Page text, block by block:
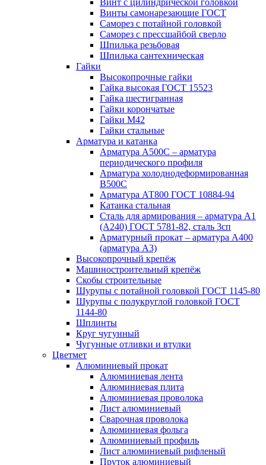
Винт с цилиндрической головкой
Винты самонарезающие ГОСТ
Саморез с потайной головкой
Саморез с прессшайбой сверло
Шпилька резьбовая
Шпилька сантехническая
Гайки
Высокопрочные гайки
Гайка высокая ГОСТ 15523
Гайка шестигранная
Гайки корончатые
Гайки М42
Гайки стальные
Арматура и катанка
Арматура А500С – арматура
периодического профиля
Арматура холоднодеформированная
В500С
Арматура АТ800 ГОСТ 10884-94
Катанка стальная
Сталь для армирования – арматура А1
(А240) ГОСТ 5781-82, сталь 3сп
Арматурный прокат – арматура А400
(арматура А3)
Высокопрочный крепёж
Машиностроительный крепёж
Скобы строительные
Шурупы с потайной головкой ГОСТ 1145-80
Шурупы с полукруглой головкой ГОСТ
1144-80
Шплинты
Круг чугунный
Чугунные отливки и втулки
Цветмет
Алюминиевый прокат
Алюминиевая лента
Алюминиевая плита
Алюминиевая проволока
Лист алюминиевый
Сварочная проволока
Алюминиевая фольга
Алюминиевый профиль
Лист алюминиевый рифленый
Пруток алюминиевый